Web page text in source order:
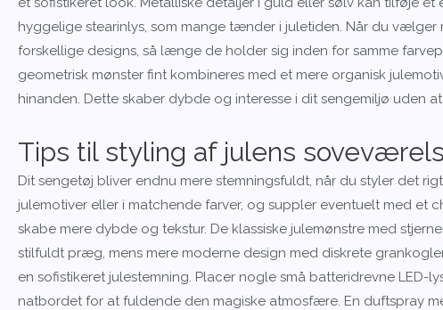
hyggelige stearinlys, som mange tænder i juletiden. Når du vælger
forskellige designs, så længe de holder sig inden for samme
geometrisk mønster fint kombineres med et mere organisk
hinanden. Dette skaber dybde og interesse i dit sengemiljø uden
Tips til styling af julens
Dit sengetøj bliver endnu mere stemningsfuldt, når du styler det
julemotiver eller i matchende farver, og suppler eventuelt med et
skabe mere dybde og tekstur. De klassiske julemønstre med
stilfuldt præg, mens mere moderne design med diskrete
en sofistikeret julestemning. Placer nogle små batteridrevne LED-
natbordet for at fuldende den magiske atmosfære. En duftspray